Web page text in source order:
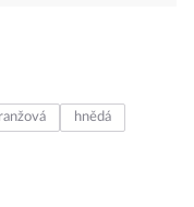
hnědá